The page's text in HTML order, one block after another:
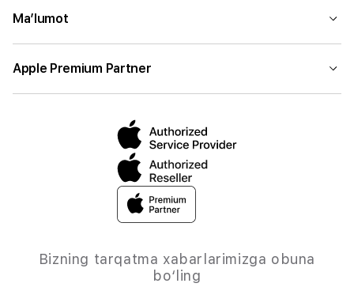
Ma’lumot
Apple Premium Partner
Bizning tarqatma xabarlarimizga obuna
bo‘ling